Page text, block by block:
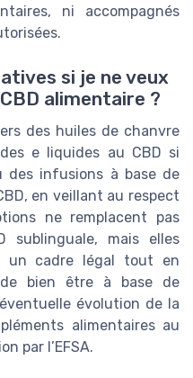
ni accompagnés
si je ne veux
alimentaire ?
des huiles de chanvre
e liquides au CBD si
des infusions à base de
en veillant au respect
ne remplacent pas
sublinguale, mais elles
un cadre légal tout en
bien être à base de
évolution de la
alimentaires au
par l’EFSA.